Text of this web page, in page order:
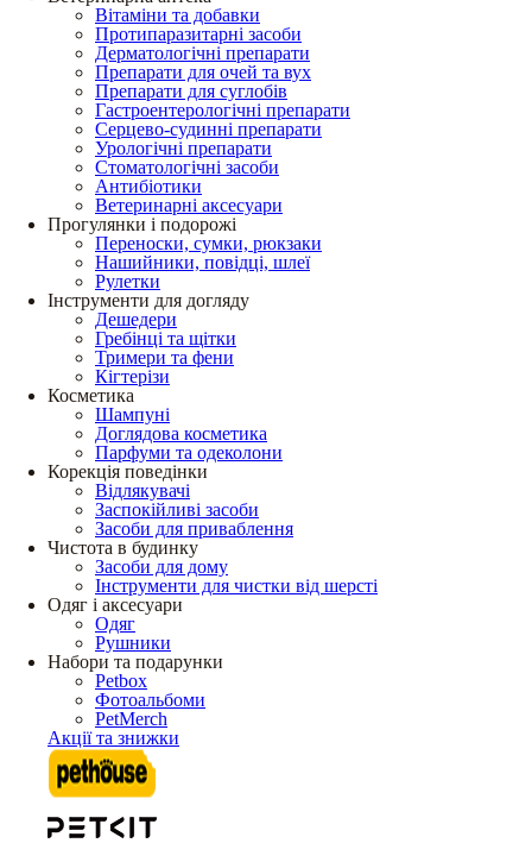
Вітаміни та добавки
Протипаразитарні засоби
Дерматологічні препарати
Препарати для очей та вух
Препарати для суглобів
Гастроентерологічні препарати
Серцево-судинні препарати
Урологічні препарати
Стоматологічні засоби
Антибіотики
Ветеринарні аксесуари
Прогулянки і подорожі
Переноски, сумки, рюкзаки
Нашийники, повідці, шлеї
Рулетки
Інструменти для догляду
Дешедери
Гребінці та щітки
Тримери та фени
Кігтерізи
Косметика
Шампуні
Доглядова косметика
Парфуми та одеколони
Корекція поведінки
Відлякувачі
Заспокійливі засоби
Засоби для приваблення
Чистота в будинку
Засоби для дому
Інструменти для чистки від шерсті
Одяг і аксесуари
Одяг
Рушники
Набори та подарунки
Petbox
Фотоальбоми
PetMerch
Акції та знижки